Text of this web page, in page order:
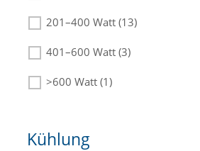
201–400 Watt (13)
401–600 Watt (3)
>600 Watt (1)
Kühlung